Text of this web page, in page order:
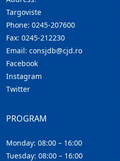
Targoviste
Phone: 0245-207600
Fax: 0245-212230
Email: consjdb@cjd.ro
Facebook
Instagram
Twitter
PROGRAM
Monday: 08:00 – 16:00
Tuesday: 08:00 – 16:00